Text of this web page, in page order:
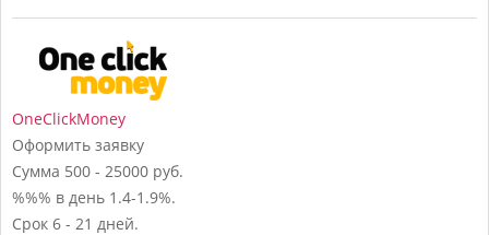
OneClickMoney
Оформить заявку
Сумма 500 - 25000 руб.
%%% в день 1.4-1.9%.
Срок 6 - 21 дней.